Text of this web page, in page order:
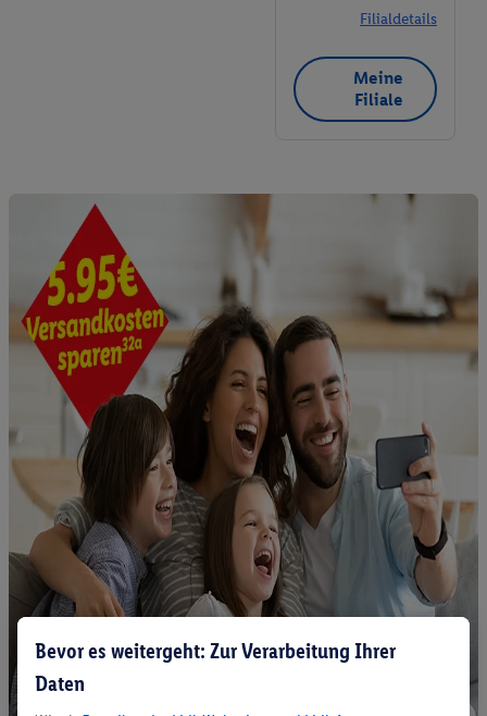
Filialdetails
Meine
Filiale
Bevor es weitergeht: Zur Verarbeitung Ihrer
Daten